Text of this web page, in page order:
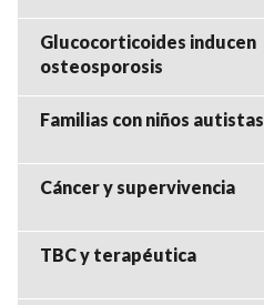
Glucocorticoides inducen
osteosporosis
Familias con niños autistas
Cáncer y supervivencia
TBC y terapéutica